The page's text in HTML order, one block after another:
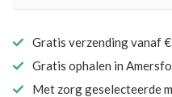
Gratis verzending vanaf
Gratis ophalen in
Met zorg geselecteerde